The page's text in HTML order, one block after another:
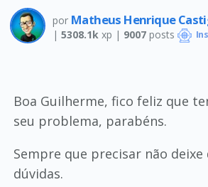
por Matheus Henrique
| 5308.1k xp | 9007posts
Boa Guilherme, fico feliz que
seu problema, parabéns.
Sempre que precisar não deixe
dúvidas.